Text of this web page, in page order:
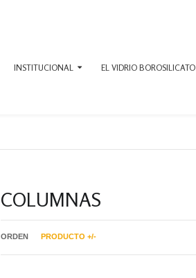
INSTITUCIONAL EL VIDRIO BOROSILICATO
COLUMNAS
ORDEN PRODUCTO +/-